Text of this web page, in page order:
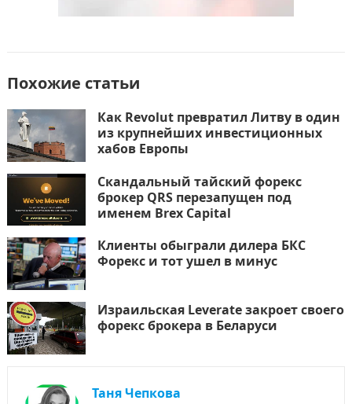
Похожие статьи
Как Revolut превратил Литву в один
из крупнейших инвестиционных
хабов Европы
Скандальный тайский форекс
брокер QRS перезапущен под
именем Brex Capital
Клиенты обыграли дилера БКС
Форекс и тот ушел в минус
Израильская Leverate закроет своего
форекс брокера в Беларуси
Таня Чепкова